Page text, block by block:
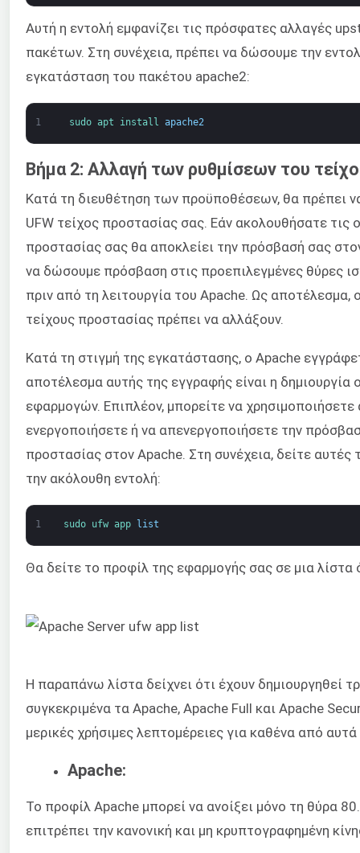
Αυτή η εντολή εμφανίζει τις πρόσφατες αλλαγές
πακέτων. Στη συνέχεια, πρέπει να δώσουμε την
εγκατάσταση του πακέτου apache2:
1 sudo apt install apache2
Βήμα 2: Αλλαγή των ρυθμίσεων του
Κατά τη διευθέτηση των προϋποθέσεων, θα πρέπει
UFW τείχος προστασίας σας. Εάν ακολουθήσατε τις
προστασίας σας θα αποκλείει την πρόσβασή σας
να δώσουμε πρόσβαση στις προεπιλεγμένες θύρες
πριν από τη λειτουργία του Apache. Ως αποτέλεσμα,
τείχους προστασίας πρέπει να αλλάξουν.
Κατά τη στιγμή της εγκατάστασης, ο Apache
αποτέλεσμα αυτής της εγγραφής είναι η δημιουργία
εφαρμογών. Επιπλέον, μπορείτε να
ενεργοποιήσετε ή να απενεργοποιήσετε την
προστασίας στον Apache. Στη συνέχεια, δείτε αυτές
την ακόλουθη εντολή:
1 sudo ufw app list
Θα δείτε το προφίλ της εφαρμογής σας σε μια
Η παραπάνω λίστα δείχνει ότι έχουν δημιουργηθεί
συγκεκριμένα τα Apache, Apache Full και Apache
μερικές χρήσιμες λεπτομέρειες για καθένα από
Apache:
Το προφίλ Apache μπορεί να ανοίξει μόνο τη θύρα
επιτρέπει την κανονική και μη κρυπτογραφημένη